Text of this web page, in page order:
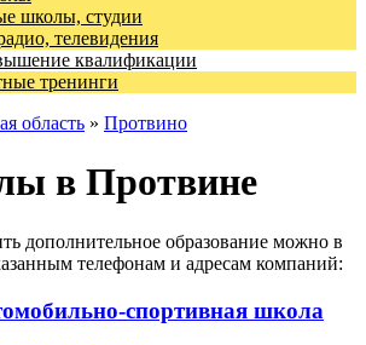
школы, студии
телевидения
квалификации
тренинги
область » Протвино
в Протвине
дополнительное образование можно в
телефонам и адресам компаний:
спортивная школа